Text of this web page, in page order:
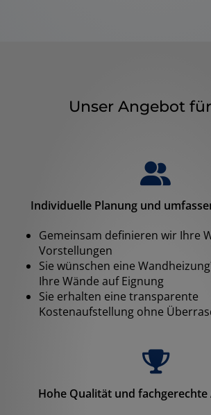
Unser Angebot
Individuelle Planung und
Gemeinsam definieren wir Ihre
Vorstellungen
Sie wünschen eine
Ihre Wände auf Eignung
Sie erhalten eine transparente
Kostenaufstellung ohne
Hohe Qualität und